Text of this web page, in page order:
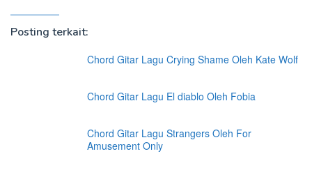
Posting terkait:
Chord Gitar Lagu Crying Shame Oleh Kate Wolf
Chord Gitar Lagu El diablo Oleh Fobia
Chord Gitar Lagu Strangers Oleh For
Amusement Only